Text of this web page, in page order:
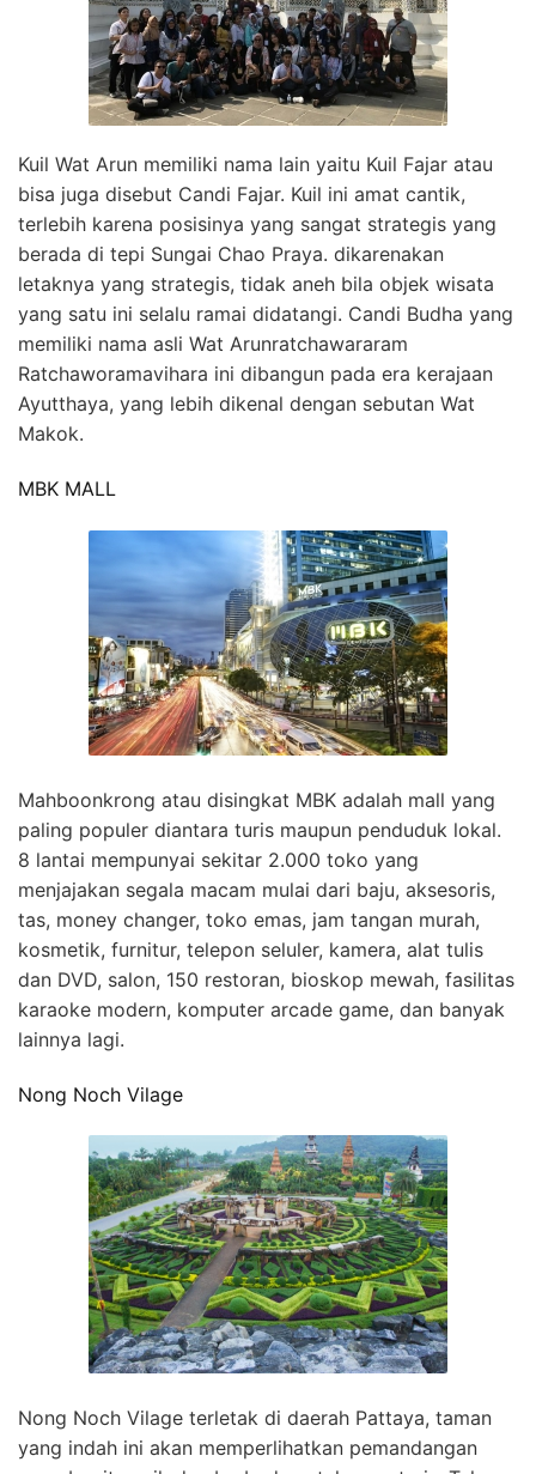
Kuil Wat Arun memiliki nama lain yaitu Kuil Fajar atau
bisa juga disebut Candi Fajar. Kuil ini amat cantik,
terlebih karena posisinya yang sangat strategis yang
berada di tepi Sungai Chao Praya. dikarenakan
letaknya yang strategis, tidak aneh bila objek wisata
yang satu ini selalu ramai didatangi. Candi Budha yang
memiliki nama asli Wat Arunratchawararam
Ratchaworamavihara ini dibangun pada era kerajaan
Ayutthaya, yang lebih dikenal dengan sebutan Wat
Makok.
MBK MALL
Mahboonkrong atau disingkat MBK adalah mall yang
paling populer diantara turis maupun penduduk lokal.
8 lantai mempunyai sekitar 2.000 toko yang
menjajakan segala macam mulai dari baju, aksesoris,
tas, money changer, toko emas, jam tangan murah,
kosmetik, furnitur, telepon seluler, kamera, alat tulis
dan DVD, salon, 150 restoran, bioskop mewah, fasilitas
karaoke modern, komputer arcade game, dan banyak
lainnya lagi.
Nong Noch Vilage
Nong Noch Vilage terletak di daerah Pattaya, taman
yang indah ini akan memperlihatkan pemandangan